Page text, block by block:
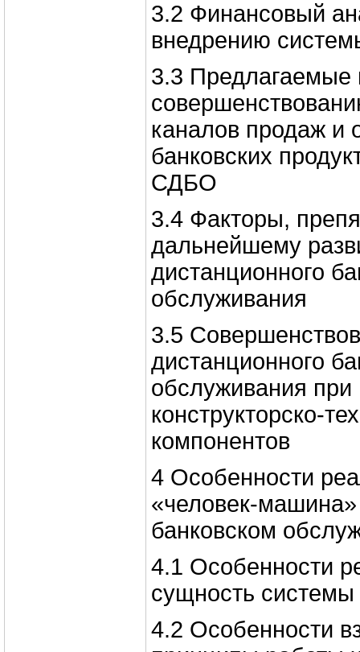
3.2 Финансовый
внедрению
3.3 Предлагаемые
каналов продаж и
банковских
СДБО
3.4 Факторы,
дальнейшему
дистанционного
обслуживания
3.5
дистанционного
обслуживания
конструкторско-
компонентов
4 Особенности
«человек-
банковском
4.1 Особенности
сущность
4.2 Особенности